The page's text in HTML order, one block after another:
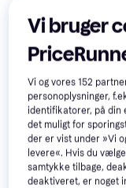
12-pack - Hvid
Spin-/kontrolbold,
Tourbold
338 kr.
9 butikker
Vi bruger
Vi og vores152
personoplysninger,
identifikatorer, på din
det muligt for
der er vist under »Vi
levere«. Hvis du
samtykke tilbage,
deaktiveret, er noget